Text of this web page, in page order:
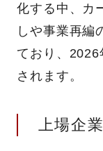
化する中、カ
しや事業再編
ており、2026
されます。
上場企